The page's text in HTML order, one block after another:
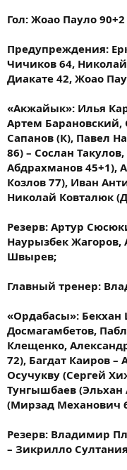
Гол: Жоао Пауло 90+2
Предупреждения:
Чичиков 64,
Диакате 42, Жоао
«Акжайык»: Илья
Артем
Сапанов (К), Павел
86) – Сослан
Абдрахманов 45+1),
Козлов 77), Иван
Николай Ковталюк
Резерв: Артур
Наурызбек Жагоров,
Швырев;
Главный тренер:
«Ордабасы»:
Досмагамбетов​,
Клещенко,
72), Багдат Каиров
Осучукву (Сергей
Тунгышбаев (Эльхан
(Мирзад Механович
Резерв: Владимир
– Зикрилло